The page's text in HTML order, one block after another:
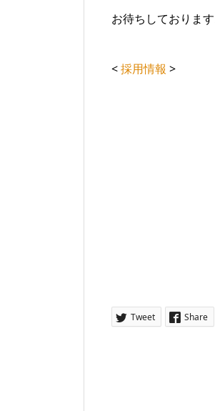
お待ちしております
<採用情報 >
Tweet Share